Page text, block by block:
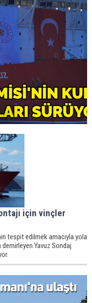
için vinçler
tespit edilmek amacıyla yola
Yavuz Sondaj